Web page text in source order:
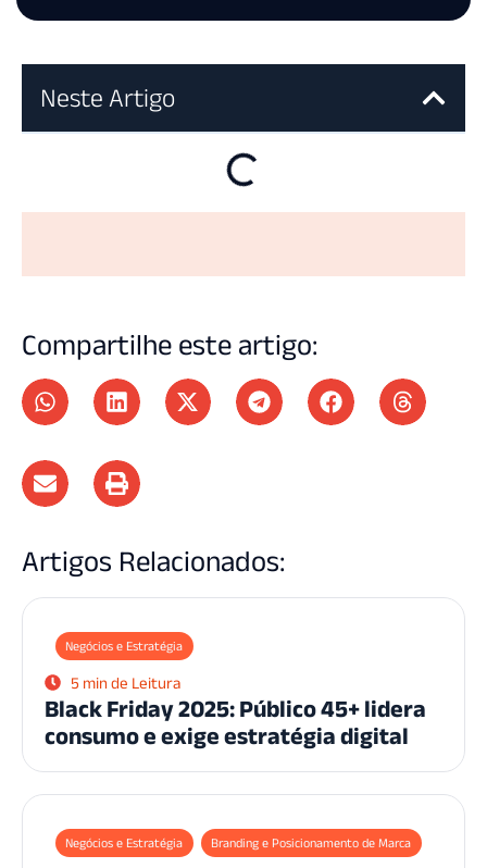
Neste Artigo
Compartilhe este artigo:
Artigos Relacionados:
Negócios e Estratégia
5 min de Leitura
Black Friday 2025: Público 45+ lidera
consumo e exige estratégia digital
Negócios e Estratégia Branding e Posicionamento de Marca